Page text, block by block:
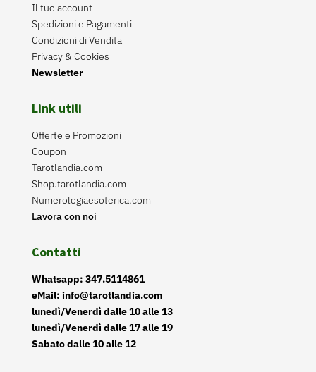
Il tuo account
Spedizioni e Pagamenti
Condizioni di Vendita
Privacy & Cookies
Newsletter
Link utili
Offerte e Promozioni
Coupon
Tarotlandia.com
Shop.tarotlandia.com
Numerologiaesoterica.com
Lavora con noi
Contatti
Whatsapp: 347.5114861
eMail: info@tarotlandia.com
lunedì/Venerdì dalle 10 alle 13
lunedì/Venerdì dalle 17 alle 19
Sabato dalle 10 alle 12